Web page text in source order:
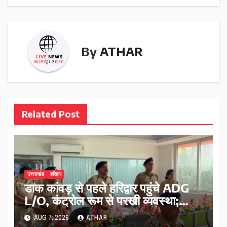
By ATHAR
Related Post
उत्तराखंड हरिद्वार
डाक कांवड़ से पहले हरिद्वार पहुंचे ADG
L/O, कंट्रोल रूम से परखी व्यवस्था;
ट्रैफिक प्लान को लेकर दिए निर्देश…
AUG 7, 2026 ATHAR